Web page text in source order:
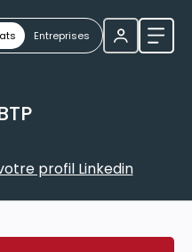
Entreprises
avec votre
profil Linkedin